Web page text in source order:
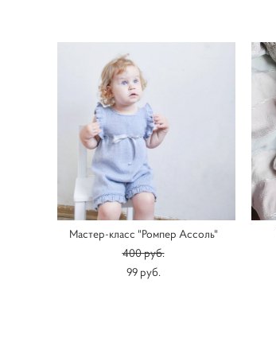
Мастер-класс "Ромпер Ассоль"
400 pуб.
99 pуб.